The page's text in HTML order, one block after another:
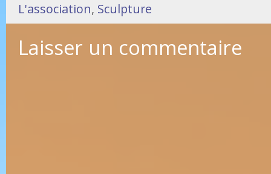
L'association, Sculpture
Laisser un commentaire